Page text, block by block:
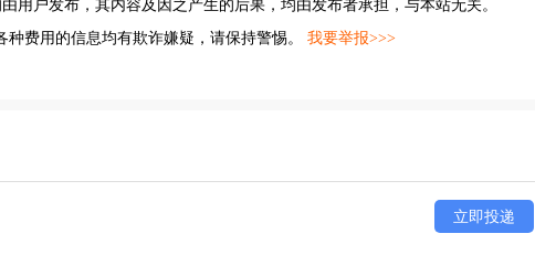
用户发布，其内容及因之产生的后果，均由发布者承担，与本站无关。
费用的信息均有欺诈嫌疑，请保持警惕。 我要举报>>>
立即投递